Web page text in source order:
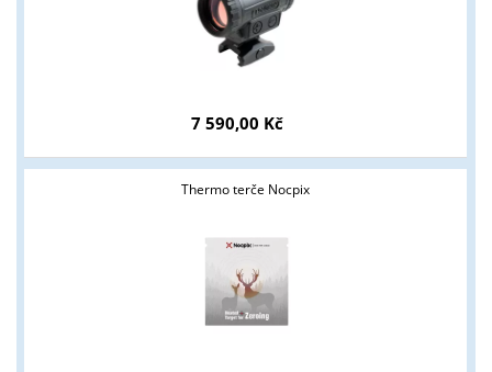
7 590,00 Kč
Thermo terče Nocpix
Tyto stránky jsou určeny pouze odborné veřejnosti od 18 let a
ANO NE